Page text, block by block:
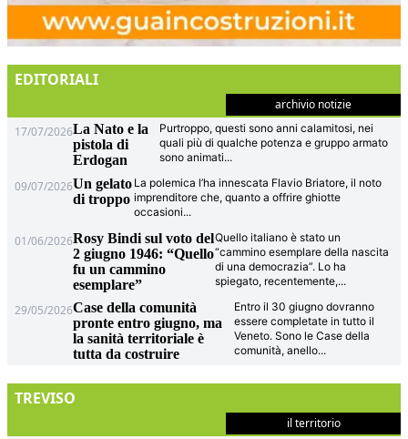
EDITORIALI
archivio notizie
17/07/2026La Nato e la
pistola di
Erdogan
Purtroppo, questi sono anni calamitosi, nei
quali più di qualche potenza e gruppo armato
sono animati...
09/07/2026Un gelato
di troppo
La polemica l’ha innescata Flavio Briatore, il noto
imprenditore che, quanto a offrire ghiotte
occasioni...
01/06/2026Rosy Bindi sul voto del
2 giugno 1946: “Quello
fu un cammino
esemplare”
Quello italiano è stato un
“cammino esemplare della nascita
di una democrazia”. Lo ha
spiegato, recentemente,...
29/05/2026Case della comunità
pronte entro giugno, ma
la sanità territoriale è
tutta da costruire
Entro il 30 giugno dovranno
essere completate in tutto il
Veneto. Sono le Case della
comunità, anello...
TREVISO
il territorio